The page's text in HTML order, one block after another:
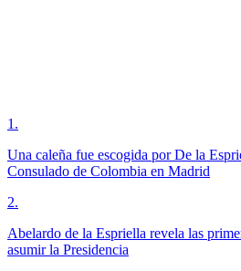
1 .
Una caleña fue escogida por De la
Consulado de Colombia en Madrid
2.
Abelardo de la Espriella revela las
asumir la Presidencia